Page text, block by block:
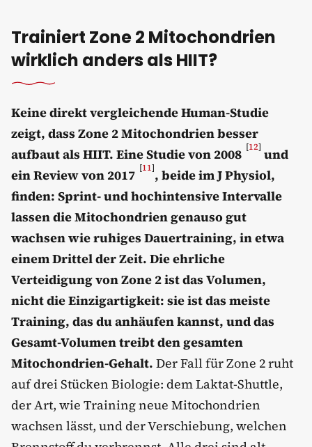
Trainiert Zone 2 Mitochondrien
wirklich anders als HIIT?
Keine direkt vergleichende Human-Studie
zeigt, dass Zone 2 Mitochondrien besser
aufbaut als HIIT. Eine Studie von 2008 [12] und
ein Review von 2017 [11], beide im J Physiol,
finden: Sprint- und hochintensive Intervalle
lassen die Mitochondrien genauso gut
wachsen wie ruhiges Dauertraining, in etwa
einem Drittel der Zeit. Die ehrliche
Verteidigung von Zone 2 ist das Volumen,
nicht die Einzigartigkeit: sie ist das meiste
Training, das du anhäufen kannst, und das
Gesamt-Volumen treibt den gesamten
Mitochondrien-Gehalt. Der Fall für Zone 2 ruht
auf drei Stücken Biologie: dem Laktat-Shuttle,
der Art, wie Training neue Mitochondrien
wachsen lässt, und der Verschiebung, welchen